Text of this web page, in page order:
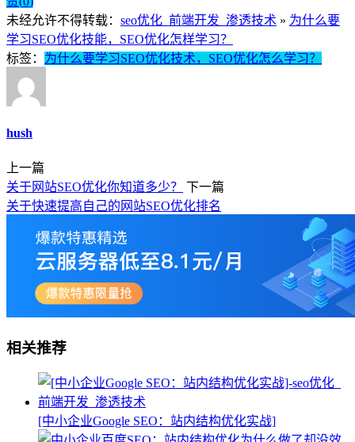
未经允许不得转载： seo优化_前端开发_渗透技术 » 为什么要
学习SEO优化技能，SEO优化怎样学习？
标签： 为什么要学习SEO优化技术，SEO优化怎么学习？
hush
上一篇
关于网站SEO优化你知道多少？
下一篇
关于快速提高自己的网站SEO优化排名
相关推荐
[中小企业Google SEO：站内结构优化实战]